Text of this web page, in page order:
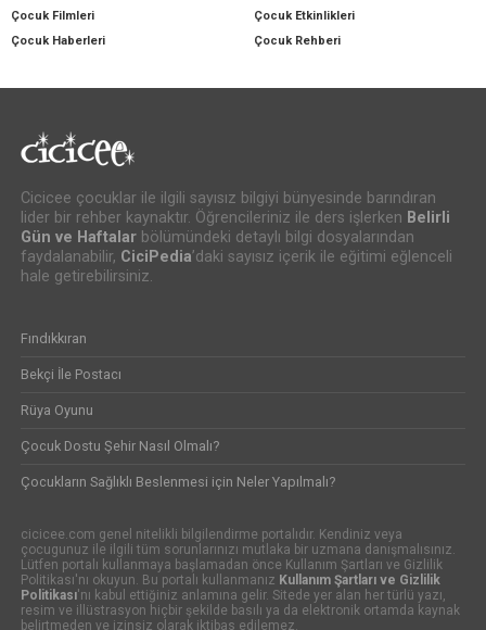
Çocuk Filmleri
Çocuk Etkinlikleri
Çocuk Haberleri
Çocuk Rehberi
Cicicee çocuklar ile ilgili sayısız bilgiyi bünyesinde barındıran
lider bir rehber kaynaktır. Öğrencileriniz ile ders işlerken Belirli
Gün ve Haftalarbölümündeki detaylı bilgi dosyalarından
faydalanabilir, CiciPedia’daki sayısız içerik ile eğitimi eğlenceli
hale getirebilirsiniz.
Fındıkkıran
Bekçi İle Postacı
Rüya Oyunu
Çocuk Dostu Şehir Nasıl Olmalı?
Çocukların Sağlıklı Beslenmesi için Neler Yapılmalı?
cicicee.com genel nitelikli bilgilendirme portalıdır. Kendiniz veya
çocugunuz ile ilgili tüm sorunlarınızı mutlaka bir uzmana danışmalısınız.
Lütfen portalı kullanmaya başlamadan önce Kullanım Şartları ve Gizlilik
Politikası'nı okuyun. Bu portalı kullanmanız Kullanım Şartları ve Gizlilik
Politikası'nı kabul ettiğiniz anlamına gelir. Sitede yer alan her türlü yazı,
resim ve illüstrasyon hiçbir şekilde basılı ya da elektronik ortamda kaynak
belirtmeden ve izinsiz olarak iktibas edilemez.